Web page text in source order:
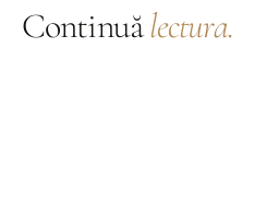
Continuălectura.